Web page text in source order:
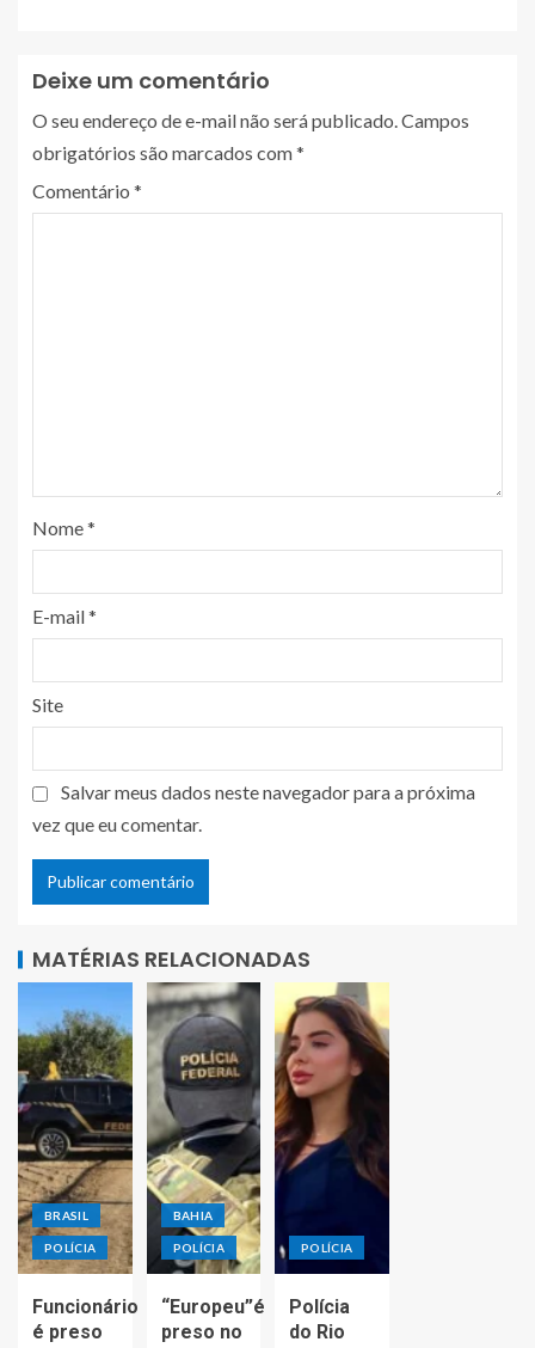
Deixe um comentário
O seu endereço de e-mail não será publicado. Campos
obrigatórios são marcados com*
Comentário *
Nome*
E-mail*
Site
Salvar meus dados neste navegador para a próxima
vez que eu comentar.
MATÉRIAS RELACIONADAS
BRASIL
POLÍCIA
Funcionário
é preso
BAHIA
POLÍCIA
“Europeu”é
preso no
POLÍCIA
Polícia
do Rio